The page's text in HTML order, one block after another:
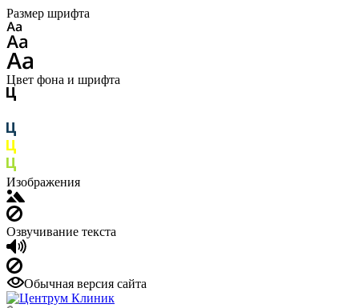
Размер шрифта
Цвет фона и шрифта
Изображения
Озвучивание текста
Обычная версия сайта